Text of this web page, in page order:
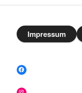
Impressum
Facebook